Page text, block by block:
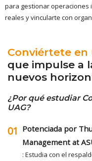
para gestionar operaciones
reales y vincularte con
Conviértete
que impulse a
nuevos
¿Por qué estudiar
UAG?
01 Potenciada por
Management at
: Estudia con el